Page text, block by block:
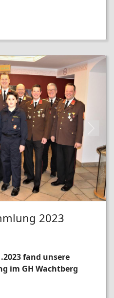
Next
2023
fand unsere
im GH Wachtberg